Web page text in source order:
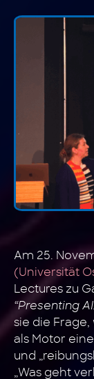
Am 25.
(Universität
Lectures zu
“Presenting
sie die Frage,
als Motor
und
„Was geht